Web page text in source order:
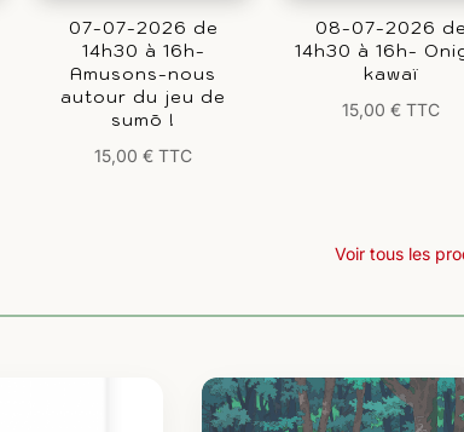
07-07-2026 de
14h30 à 16h-
Amusons-nous
autour du jeu de
sumō !
15,00€ TTC
08-07-2026 de
14h30 à 16h-
kawaï
15,00 € TTC
Voir tous les